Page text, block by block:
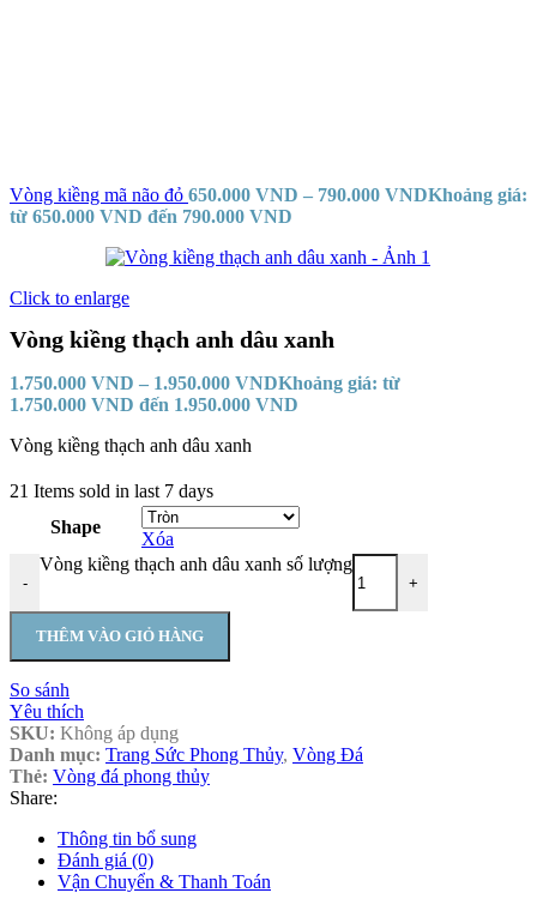
Vòng kiềng mã não đỏ 650.000 VND – 790.000 VNDKhoảng giá:
từ 650.000 VND đến 790.000 VND
Click to enlarge
Vòng kiềng thạch anh dâu xanh
1.750.000 VND – 1.950.000 VNDKhoảng giá: từ
1.750.000 VND đến 1.950.000 VND
Vòng kiềng thạch anh dâu xanh
21 Items sold in last 7 days
Shape
Xóa
-
Vòng kiềng thạch anh dâu xanh số lượng
+
THÊM VÀO GIỎ HÀNG
So sánh
Yêu thích
SKU: Không áp dụng
Danh mục: Trang Sức Phong Thủy, Vòng Đá
Thẻ: Vòng đá phong thủy
Share:
Thông tin bổ sung
Đánh giá (0)
Vận Chuyển & Thanh Toán